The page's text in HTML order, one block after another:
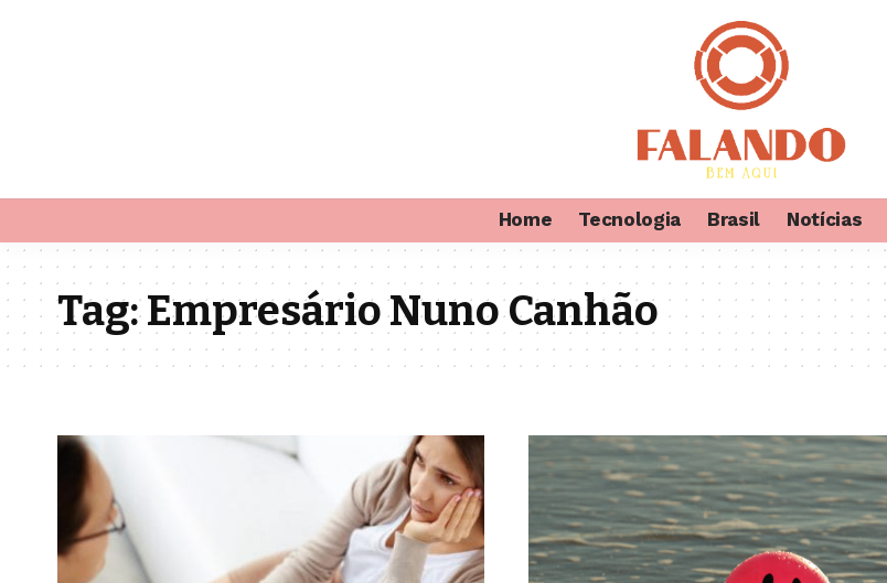
Home Tecnologia Brasil Notícias
Tag:Empresário Nuno Canhão